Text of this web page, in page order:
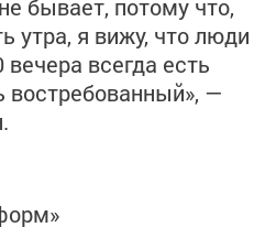
бывает, потому что,
утра, я вижу, что люди
всегда есть
востребованный», —